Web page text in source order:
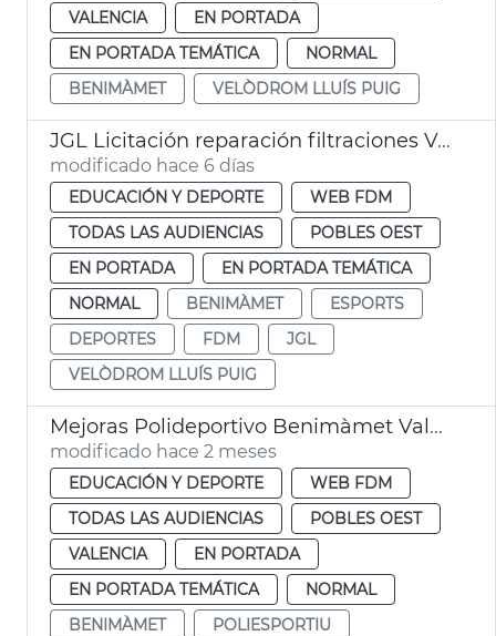
VALENCIA
EN PORTADA
EN PORTADA TEMÁTICA
NORMAL
BENIMÀMET
VELÒDROM LLUÍS PUIG
JGL Licitación reparación filtraciones Velódromo València
modificado hace 6 días
EDUCACIÓN Y DEPORTE
WEB FDM
TODAS LAS AUDIENCIAS
POBLES OEST
EN PORTADA
EN PORTADA TEMÁTICA
NORMAL
BENIMÀMET
ESPORTS
DEPORTES
FDM
JGL
VELÒDROM LLUÍS PUIG
Mejoras Polideportivo Benimàmet València
modificado hace 2 meses
EDUCACIÓN Y DEPORTE
WEB FDM
TODAS LAS AUDIENCIAS
POBLES OEST
VALENCIA
EN PORTADA
EN PORTADA TEMÁTICA
NORMAL
BENIMÀMET
POLIESPORTIU